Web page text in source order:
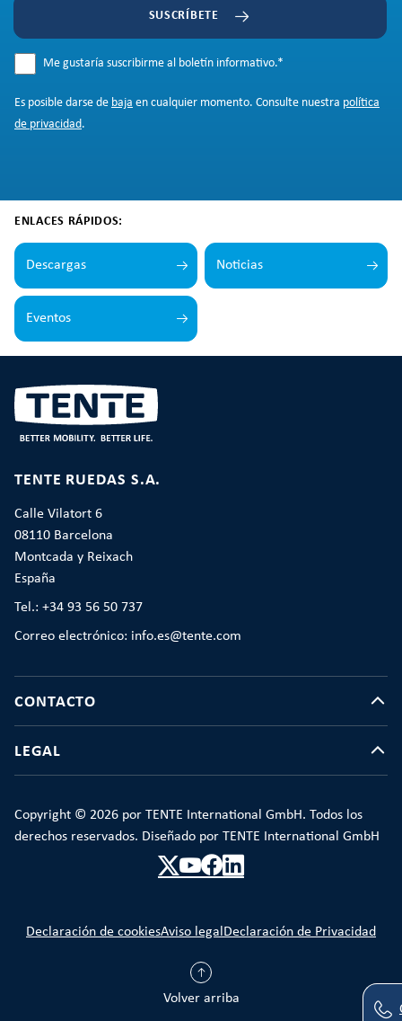
SUSCRÍBETE
Me gustaría suscribirme al boletín informativo.*
Es posible darse de baja en cualquier momento. Consulte nuestra política
de privacidad.
ENLACES RÁPIDOS:
Descargas Noticias
Eventos
TENTE RUEDAS S.A.
Calle Vilatort 6
08110 Barcelona
Montcada y Reixach
España
Tel.: +34 93 56 50 737
Correo electrónico: info.es@tente.com
CONTACTO
LEGAL
Copyright © 2026 por TENTE International GmbH. Todos los
derechos reservados. Diseñado por TENTE International GmbH
Volver arriba
Declaración de cookiesAviso legalDeclaración de Privacidad